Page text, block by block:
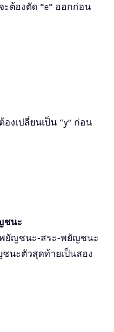
ะต้องตัด “e” ออกก่อน
งเปลี่ยนเป็น “y” ก่อน
ชนะ
ยัญชนะ-สระ-พยัญชนะ
นะตัวสุดท้ายเป็นสอง